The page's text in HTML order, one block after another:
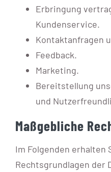
Erbringung
Kundenservice.
Kontaktanfragen
Feedback.
Marketing.
Bereitstellung
und
Maßgebliche
Im Folgenden erhalten
Rechtsgrundlagen der